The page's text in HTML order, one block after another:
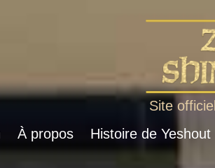
Site
À propos Histoire de Yeshout